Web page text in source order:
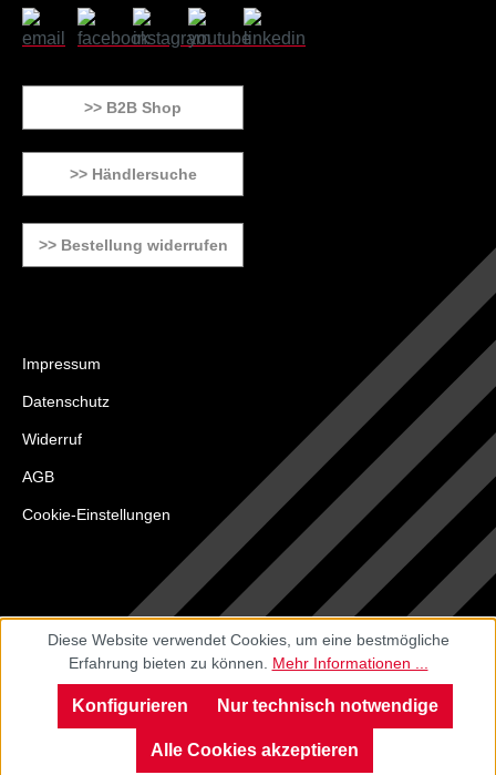
>> B2B Shop
>> Händlersuche
>> Bestellung widerrufen
Impressum
Datenschutz
Widerruf
AGB
Cookie-Einstellungen
Diese Website verwendet Cookies, um eine bestmögliche
Erfahrung bieten zu können. Mehr Informationen ...
Nur technisch notwendige
Konfigurieren
Alle Cookies akzeptieren